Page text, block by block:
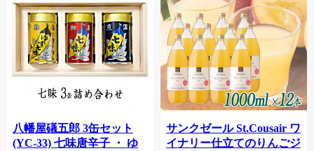
八幡屋礒五郎 3缶セット
(YC-33) 七味唐辛子 ・ ゆ
サンクゼール St.Cousair ワ
イナリー仕立てのりんごジ